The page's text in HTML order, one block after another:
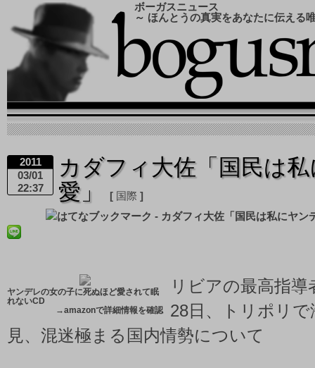
ボーガスニュース
～ ほんとうの真実をあなたに伝える
2011
03/01
22:37
カダフィ大佐「国民は
愛」
国際
ヤンデレの女の子に死ぬほど愛されて眠
れないCD
→amazonで詳細情報を確認
リビアの最高指
28日、トリポリ
見、混迷極まる国内情勢について